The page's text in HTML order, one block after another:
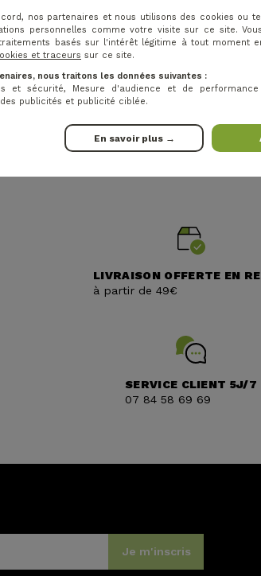
LIVRAISON OFFERTE EN
à partir de 49€
SERVICE CLIENT 5J/7
07 84 58 69 69
Je m'inscris
nos partenaires et nous utilisons des cookies ou
personnelles comme votre visite sur ce site.
basés sur l'intérêt légitime à tout moment
et traceurs sur ce site.
nous traitons les données suivantes :
et sécurité, Mesure d'audience et de
publicités et publicité ciblée.
En savoir plus →